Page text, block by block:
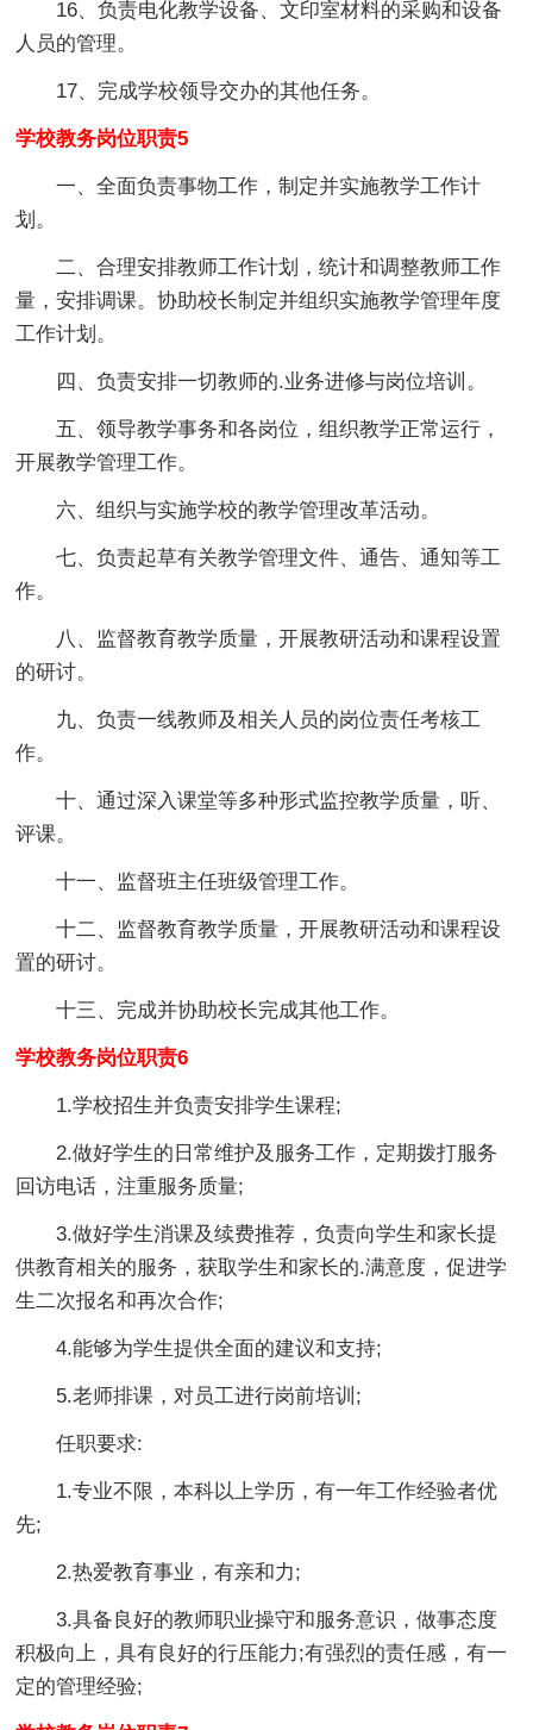
16、负责电化教学设备、文印室材料的采购和设备
人员的管理。
17、完成学校领导交办的其他任务。
学校教务岗位职责5
一、全面负责事物工作，制定并实施教学工作计
划。
二、合理安排教师工作计划，统计和调整教师工作
量，安排调课。协助校长制定并组织实施教学管理年度
工作计划。
四、负责安排一切教师的.业务进修与岗位培训。
五、领导教学事务和各岗位，组织教学正常运行，
开展教学管理工作。
六、组织与实施学校的教学管理改革活动。
七、负责起草有关教学管理文件、通告、通知等工
作。
八、监督教育教学质量，开展教研活动和课程设置
的研讨。
九、负责一线教师及相关人员的岗位责任考核工
作。
十、通过深入课堂等多种形式监控教学质量，听、
评课。
十一、监督班主任班级管理工作。
十二、监督教育教学质量，开展教研活动和课程设
置的研讨。
十三、完成并协助校长完成其他工作。
学校教务岗位职责6
1.学校招生并负责安排学生课程;
2.做好学生的日常维护及服务工作，定期拨打服务
回访电话，注重服务质量;
3.做好学生消课及续费推荐，负责向学生和家长提
供教育相关的服务，获取学生和家长的.满意度，促进学
生二次报名和再次合作;
4.能够为学生提供全面的建议和支持;
5.老师排课，对员工进行岗前培训;
任职要求:
1.专业不限，本科以上学历，有一年工作经验者优
先;
2.热爱教育事业，有亲和力;
3.具备良好的教师职业操守和服务意识，做事态度
积极向上，具有良好的行压能力;有强烈的责任感，有一
定的管理经验;